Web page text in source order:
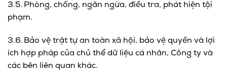
3.5. Phòng, chống, ngăn ngừa, điều tra, phát hiện tội
phạm.
3.6. Bảo vệ trật tự an toàn xã hội, bảo vệ quyền và lợi
ích hợp pháp của chủ thể dữ liệu cá nhân, Công ty và
các bên liên quan khác.